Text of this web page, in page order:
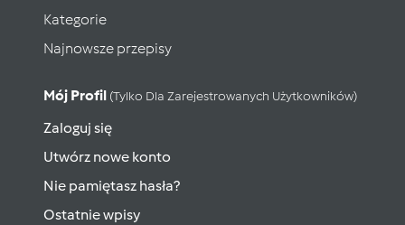
Kategorie
Najnowsze przepisy
Mój Profil (tylko Dla Zarejestrowanych Użytkowników)
Zaloguj się
Utwórz nowe konto
Nie pamiętasz hasła?
Ostatnie wpisy